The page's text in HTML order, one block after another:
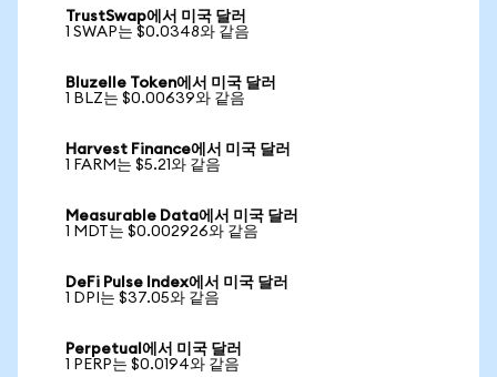
TrustSwap에서 미국 달러
1 SWAP는 $0.0348와 같음
Bluzelle Token에서 미국 달러
1 BLZ는 $0.00639와 같음
Harvest Finance에서 미국 달러
1 FARM는 $5.21와 같음
Measurable Data에서 미국 달러
1 MDT는 $0.002926와 같음
DeFi Pulse Index에서 미국 달러
1 DPI는 $37.05와 같음
Perpetual에서 미국 달러
1 PERP는 $0.0194와 같음